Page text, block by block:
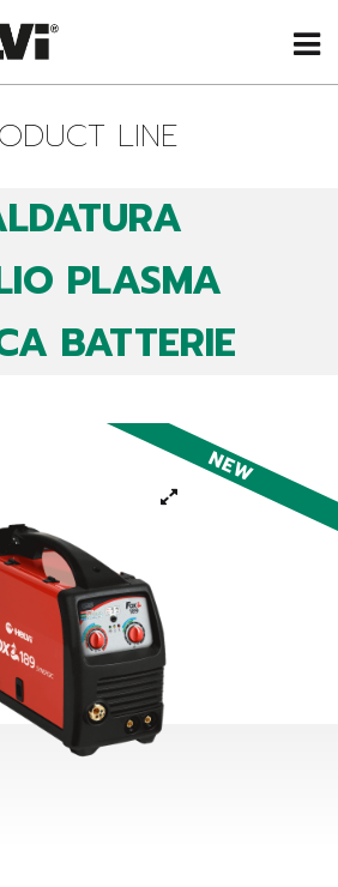
LINE
PLASMA
BATTERIE
NEW